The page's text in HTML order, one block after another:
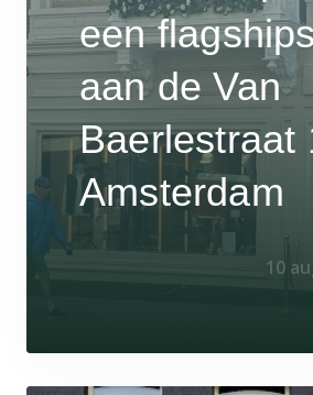
een
aan de Van
Baerlestraat
Amsterdam
10